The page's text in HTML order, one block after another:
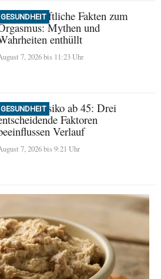
GESUNDHEIT
Wissenschaftliche Fakten zum
Mythen und
enthüllt
7, 2026 bis 11:23 Uhr
GESUNDHEIT
Demenz-Risiko ab 45: Drei
Faktoren
Verlauf
7, 2026 bis 9:21 Uhr